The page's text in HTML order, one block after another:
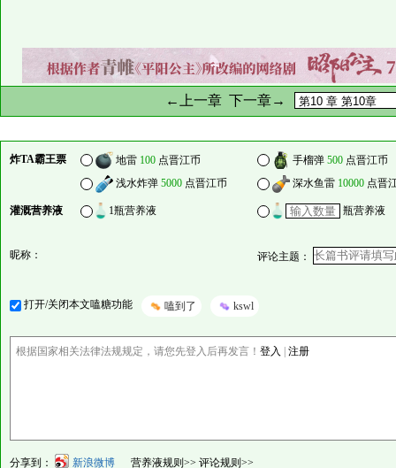
←上一章 下一章→
炸TA霸王票 地雷 100 点晋江币 手榴弹 500 点晋江币
浅水炸弹 5000 点晋江币 深水鱼雷 10000 点晋
灌溉营养液 1瓶营养液 瓶营养液
昵称： 评论主题：
打开/关闭本文嗑糖功能 嗑到了 kswl
根据国家相关法律法规规定，请您先登入后再发言！ 登入 | 注册
分享到： 新浪微博 营养液规则>> 评论规则>>